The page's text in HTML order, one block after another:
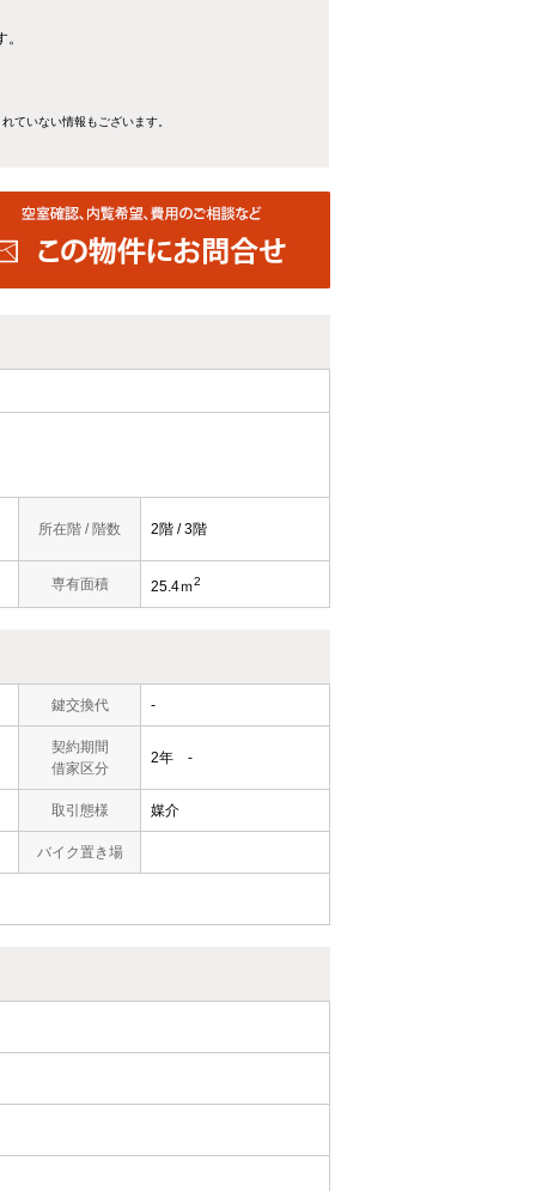
ていない情報もございます。
所在階 / 階数 2階 / 3階
専有面積 25.4ｍ2
鍵交換代 -
契約期間
借家区分
2年 -
取引態様 媒介
バイク置き場